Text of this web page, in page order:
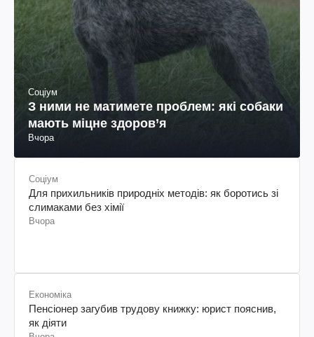
Соціум
З ними не матимете проблем: які собаки
мають міцне здоров’я
Вчора
Соціум
Для прихильників природніх методів: як боротись зі
слимаками без хімії
Вчора
Економіка
Пенсіонер загубив трудову книжку: юрист пояснив,
як діяти